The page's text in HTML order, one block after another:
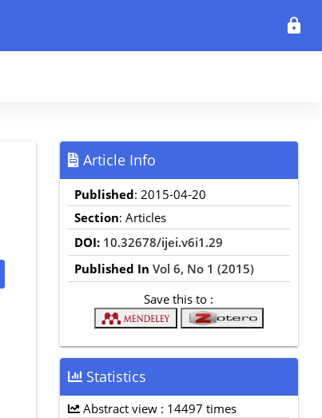
lock
Article Info
Published: 2015-04-20
Section: Articles
DOI: 10.32678/ijei.v6i1.29
Published In Vol 6, No 1 (2015)
Save this to :
Statistics
Abstract view : 14497 times